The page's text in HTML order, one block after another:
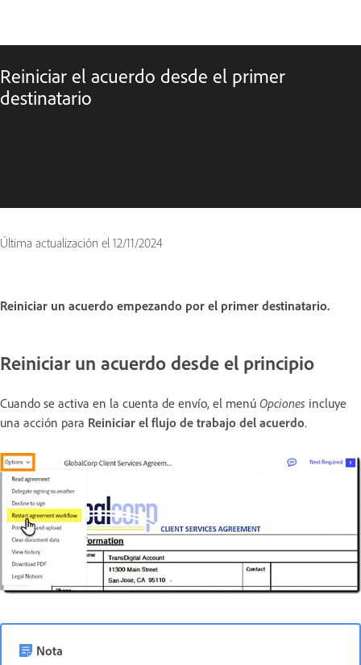
Reiniciar el acuerdo desde el primer
destinatario
Última actualización el 12/11/2024
Reiniciar un acuerdo empezando por el primer destinatario.
Reiniciar un acuerdo desde el principio
Cuando se activa en la cuenta de envío, el menú Opciones incluye
una acción para Reiniciar el flujo de trabajo del acuerdo.
Nota